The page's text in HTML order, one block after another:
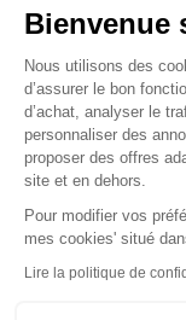
Bienvenue
Plateforme
Nous utilisons des
d’assurer le bon
d’achat, analyser le
personnaliser des
proposer des offres
site et en dehors.
Pour modifier vos
mes cookies' situé
Lire la politique de
Ces
Made in France